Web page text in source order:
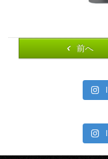
前へ